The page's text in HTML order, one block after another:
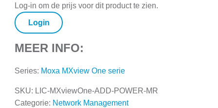
Log-in om de prijs voor dit product te zien.
Login
MEER INFO:
Series: Moxa MXview One serie
SKU: LIC-MXviewOne-ADD-POWER-MR
Categorie: Network Management